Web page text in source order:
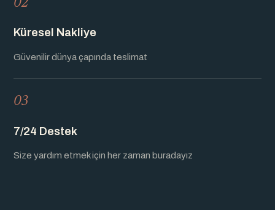
02
Küresel Nakliye
Güvenilir dünya çapında teslimat
03
7/24 Destek
Size yardım etmek için her zaman buradayız